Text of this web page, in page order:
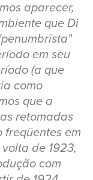
aparecer,
que Di
em seu
(a que
como
que a
retomadas
em
de 1923,
com